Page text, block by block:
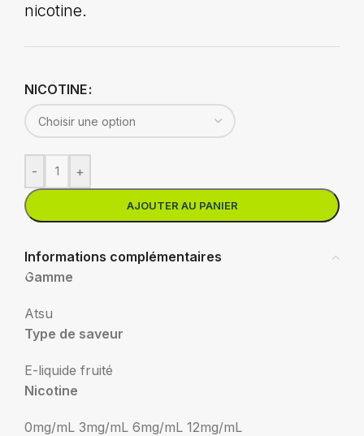
nicotine.
NICOTINE
- +
AJOUTER AU PANIER
Informations complémentaires
Gamme
Atsu
Type de saveur
E-liquide fruité
Nicotine
0mg/mL 3mg/mL 6mg/mL 12mg/mL